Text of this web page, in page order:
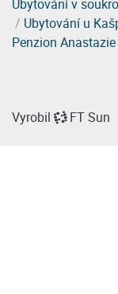
Ubytování v
/ Ubytování u
Penzion Anastazie
Vyrobil FT Sun